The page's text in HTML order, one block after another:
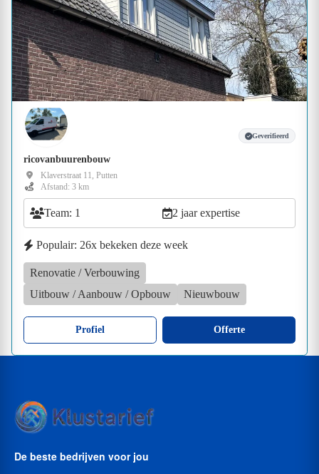
Geverifieerd
ricovanbuurenbouw
Klaverstraat 11, Putten
Afstand: 3 km
Team: 1 2 jaar expertise
Populair: 26x bekeken deze week
Renovatie / Verbouwing
Uitbouw / Aanbouw / Opbouw
Nieuwbouw
Profiel Offerte
De beste bedrijven voor jou